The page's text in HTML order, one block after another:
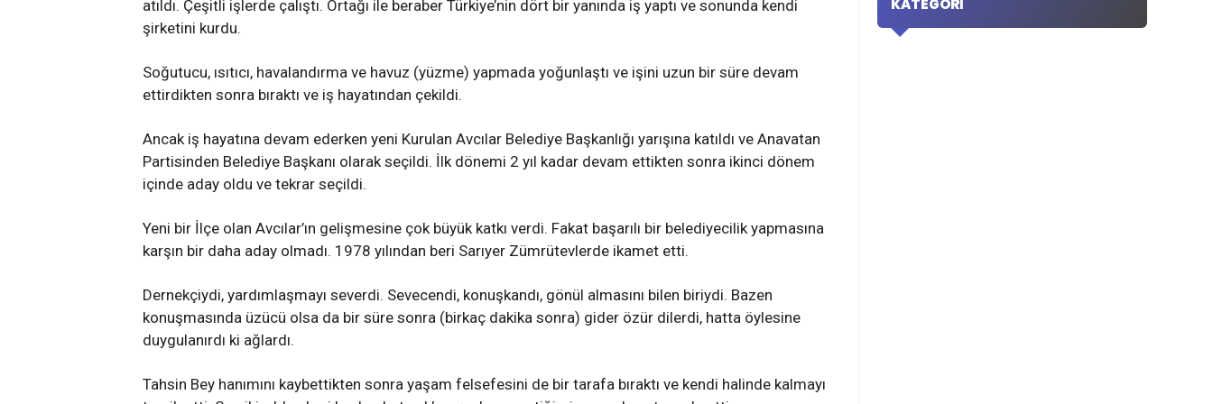
atıldı. Çeşitli işlerde çalıştı. Ortağı ile beraber Türkiye’nin dört bir yanında iş yaptı ve sonunda kendi
şirketini kurdu.
Soğutucu, ısıtıcı, havalandırma ve havuz (yüzme) yapmada yoğunlaştı ve işini uzun bir süre devam
ettirdikten sonra bıraktı ve iş hayatından çekildi.
Ancak iş hayatına devam ederken yeni Kurulan Avcılar Belediye Başkanlığı yarışına katıldı ve Anavatan
Partisinden Belediye Başkanı olarak seçildi. İlk dönemi 2 yıl kadar devam ettikten sonra ikinci dönem
içinde aday oldu ve tekrar seçildi.
Yeni bir İlçe olan Avcılar’ın gelişmesine çok büyük katkı verdi. Fakat başarılı bir belediyecilik yapmasına
karşın bir daha aday olmadı. 1978 yılından beri Sarıyer Zümrütevlerde ikamet etti.
Dernekçiydi, yardımlaşmayı severdi. Sevecendi, konuşkandı, gönül almasını bilen biriydi. Bazen
konuşmasında üzücü olsa da bir süre sonra (birkaç dakika sonra) gider özür dilerdi, hatta öylesine
duygulanırdı ki ağlardı.
Tahsin Bey hanımını kaybettikten sonra yaşam felsefesini de bir tarafa bıraktı ve kendi halinde kalmayı
KATEGORI